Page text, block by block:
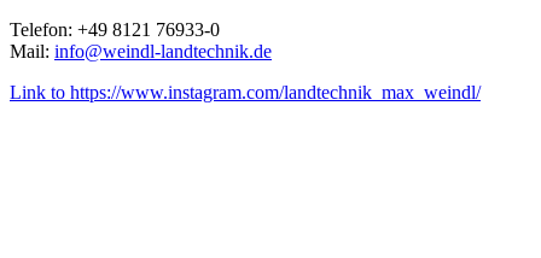
Telefon: +49 8121 76933-0
Mail: info@weindl-landtechnik.de
Link to https://www.instagram.com/landtechnik_max_weindl/